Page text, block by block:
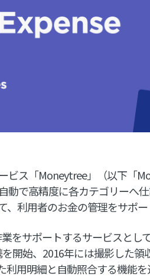
ス「Moneytree」（以下「
動で高精度に各カテゴリーへ
利用者のお金の管理をサポー
をサポートするサービスとし
開始、2016年には撮影した
用明細と自動照合する機能を